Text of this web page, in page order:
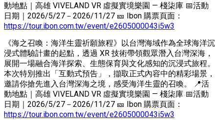
動地點｜高雄 VIVELAND VR 虛擬實境樂園 — 棧柒庫 📅活動
日期｜2026/5/27－2026/11/27 🎫 Ibon 購票頁面：
https://tour.ibon.com.tw/event/e2605000043i5w3
《海之召喚：海洋生靈祈願旅程》以台灣海域作為全球海洋沉
浸式體驗計畫的起點，透過 XR 技術帶領觀眾潛入台灣深海，
展開一場融合海洋探索、生態保育與文化感知的沉浸式旅程。
本次特別推出「互動式預告」，擷取正式內容中的精彩場景，
邀請你搶先進入台灣深海之境，感受海洋生靈的召喚。 📍活
動地點｜高雄 VIVELAND VR 虛擬實境樂園 — 棧柒庫 📅活動
日期｜2026/5/27－2026/11/27 🎫 Ibon 購票頁面：
https://tour.ibon.com.tw/event/e2605000043i5w3